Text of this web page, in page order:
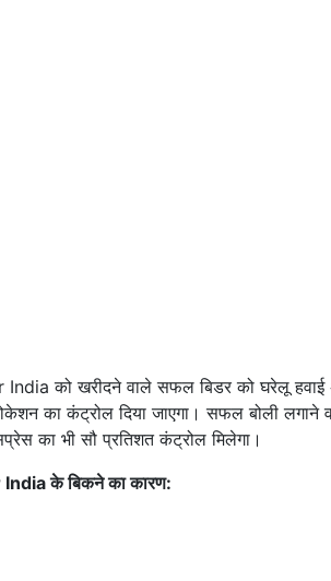
India को खरीदने वाले सफल बिडर को घरेलू हवाई
का कंट्रोल दिया जाएगा। सफल बोली लगाने
का भी सौ प्रतिशत कंट्रोल मिलेगा।
के बिकने का कारण: